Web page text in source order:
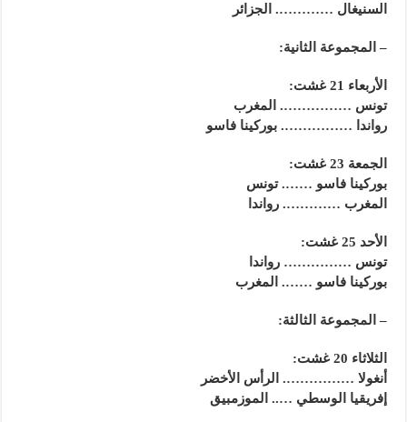
السنيغال …………. الجزائر
– المجموعة الثانية:
الأربعاء 21 غشت:
تونس ……………. المغرب
رواندا ……………. بوركينا فاسو
الجمعة 23 غشت:
بوركينا فاسو ……. تونس
المغرب …………. رواندا
الأحد 25 غشت:
تونس …………… رواندا
بوركينا فاسو ……. المغرب
– المجموعة الثالثة:
الثلاثاء 20 غشت:
أنغولا ……………. الرأس الأخضر
إفريقيا الوسطي ….. الموزمبيق